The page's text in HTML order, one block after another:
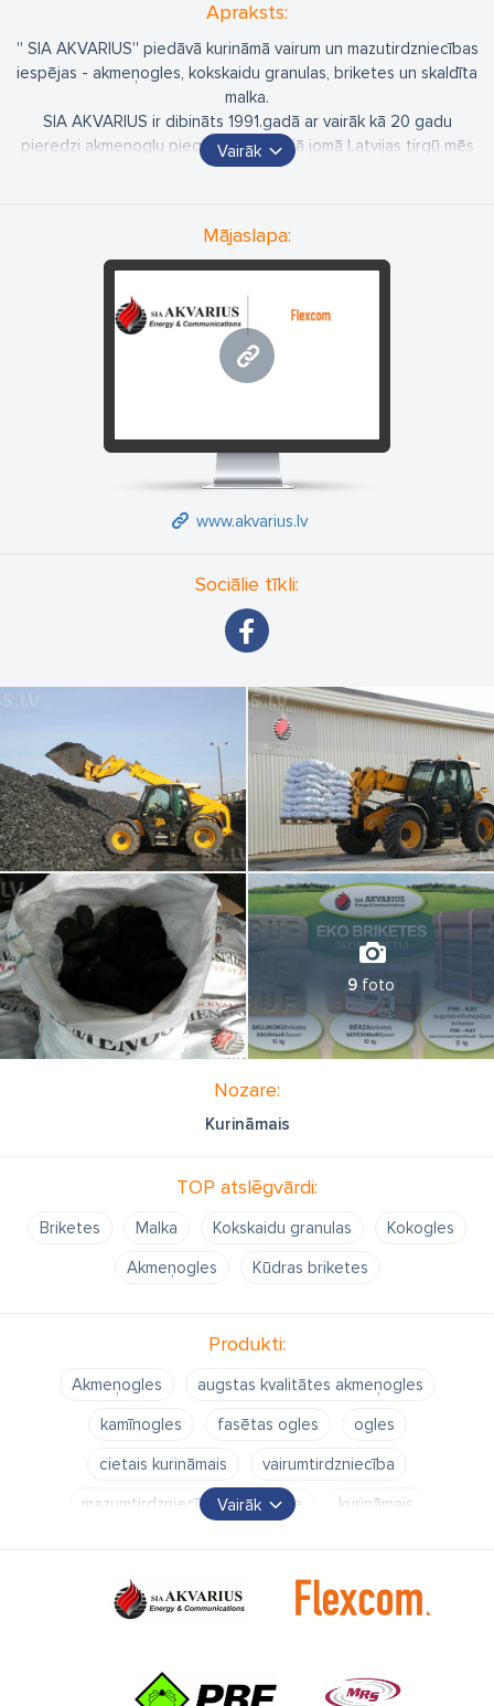
Apraksts:
'' SIA AKVARIUS'' piedāvā kurināmā vairum un mazutirdzniecības
iespējas - akmeņogles, kokskaidu granulas, briketes un skaldīta
malka.
SIA AKVARIUS ir dibināts 1991.gadā ar vairāk kā 20 gadu
pieredzi akmeņogļu piegāžu jomā. Šajā jomā Latvijas tirgū mēs
esam vecākais uzņēmums un ieņemam vadošo pozīciju
varam garantēt augstas kvalitātes preci un stabilas piegādes.
Mūsu uzņēmumam ir pastāvīgi augošs tirdzniecības apjoms un
attīstīta infrastruktūra ar akmeņogļu bāzēm visā Latvijā. Mēs
slēdzam Iīgumus ar pašvaldību iestādēm, fiziskām un juridiskām
personām. Piedāvājam augstas kvalitātes akmeņogles
vairumtirdzniecībā un mazumtirdzniecībā, gan beramā, gan
fasētā veidā. Piedāvājam arī cita veida kurināmo: malku, koksnes
SIA AKVARIUS kurināmā piegādes jomā ieņem vienu no pirmajām
Top-5 pozīcijām starp lielākajiem Latvijas kurināmā nozares
uzņēmumiem.
Papildus SIA AKVARIUS sekmīgi nodarbojas ar mūsdienīgu
sakaru sistēmu un datu pārraides ierīču piegadi kalnrūpniecības
sistēmu ierīkošanai, kas palielina ražošanas efektivitāti un darba
drošību veicot darbus pazemes apstākļos.
Uzņēmums lepojas ar pastāvīgu klientu un tirdzniecības apjoma
pieaugumu.
Vairāk
Mājaslapa:
www.akvarius.lv
Sociālie tīkli:
9 foto
Nozare:
Kurināmais
TOP atslēgvārdi:
Briketes Malka Kokskaidu granulas
Kokogles
Akmeņogles
Kūdras briketes
Produkti:
Akmeņogles
augstas kvalitātes akmeņogles
kamīnogles
fasētas ogles
ogles
cietais kurināmais
vairumtirdzniecība
mazumtirdzniecība
apkure
kurināmais
akmeņogļu mazumtirdzniecība
kokskaidu granulas
Vairāk